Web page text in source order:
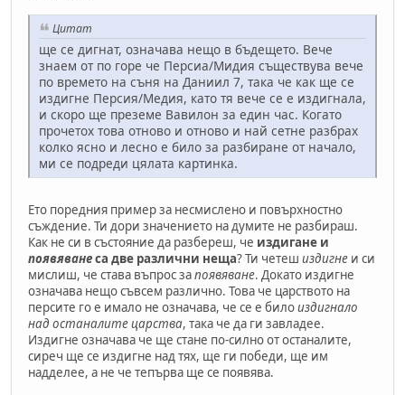
Цитат
ще се дигнат, означава нещо в бъдещето. Вече
знаем от по горе че Персиа/Мидия съществува вече
по времето на съня на Даниил 7, така че как ще се
издигне Персия/Медия, като тя вече се е издигнала,
и скоро ще преземе Вавилон за един час. Когато
прочетох това отново и отново и най сетне разбрах
колко ясно и лесно е било за разбиране от начало,
ми се подреди цялата картинка.
Ето поредния пример за несмислено и повърхностно
съждение. Ти дори значението на думите не разбираш.
Как не си в състояние да разбереш, че издигане и
появяванеса две различни неща? Ти четеш издигне и си
мислиш, че става въпрос запоявяване. Докато издигне
означава нещо съвсем различно. Това че царството на
персите го е имало не означава, че се е билоиздигнало
над останалите царства, така че да ги завладее.
Издигне означава че ще стане по-силно от останалите,
сиреч ще се издигне над тях, ще ги победи, ще им
надделее, а не че тепърва ще се появява.